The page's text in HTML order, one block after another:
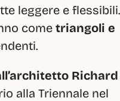
leggere e flessibili.
come triangoli e
Richard
alla Triennale nel